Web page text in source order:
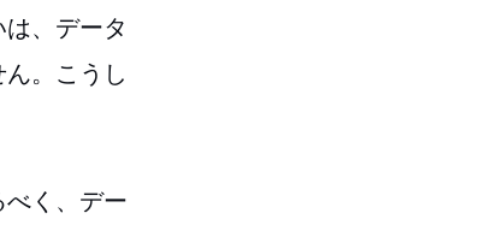
、データ
。こうし
く、デー